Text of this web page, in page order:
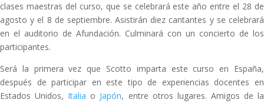
clases maestras del curso, que se celebrará este año entre el 28 de
agosto y el 8 de septiembre. Asistirán diez cantantes y se celebrará
en el auditorio de Afundación. Culminará con un concierto de los
participantes.
Será la primera vez que Scotto imparta este curso en España,
después de participar en este tipo de experiencias docentes en
Estados Unidos, Italia o Japón, entre otros lugares. Amigos de la